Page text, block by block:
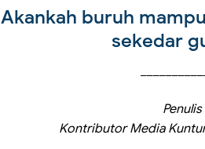
Akankah buruh
sekedar
Kontributor Media